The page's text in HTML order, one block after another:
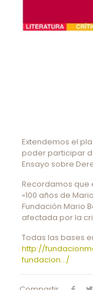
Extendemos el
poder participar
Ensayo sobre
Recordamos que
«100 años de
Fundación Mario
afectada por la
Todas las bases
http://
fundacion…/